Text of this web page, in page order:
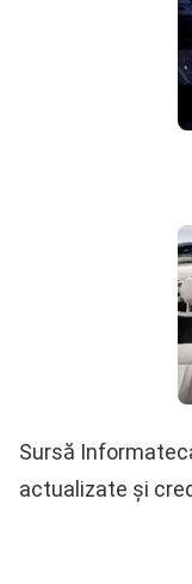
Sursă
actualizate și